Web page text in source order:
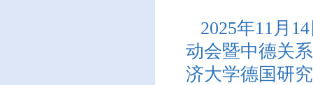
2025年11月
动会暨中德关
济大学德国研